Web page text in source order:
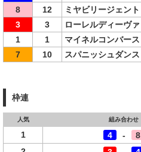
8
12 ミヤビリージェント
3
3 ローレルディーヴァ
1
1 マイネルコンバース
7
10 スパニッシュダンス
枠連
人気 組み合わせ
1 4 - 8